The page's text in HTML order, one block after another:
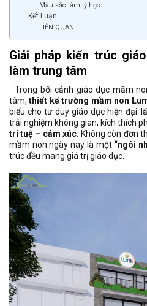
Màu sắc tâm lý học
Kết Luận
LIÊN QUAN
Giải pháp kiến trúc
làm trung tâm
Trong bối cảnh giáo dục mầm
tâm,thiết kế trường mầm non
biểu cho tư duy giáo dục hiện đại:
trải nghiệm không gian, kích thích
trí tuệ – cảm xúc. Không còn đơn
mầm non ngày nay là một“ngôi
trúc đều mang giá trị giáo dục.